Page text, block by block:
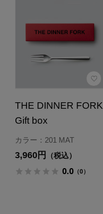
THE DINNER FORK
Gift box
カラー：201 MAT
3,960円 （税込）
0.0（0）